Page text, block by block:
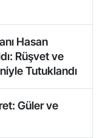
Hasan
Rüşvet ve
Tutuklandı
Güler ve